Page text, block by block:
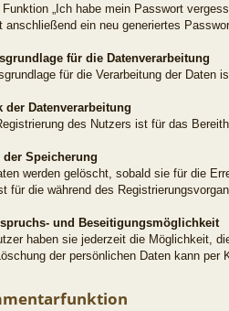
„Ich habe mein Passwort
anschließend ein neu generiertes
für die Datenverarbeitung
für die Verarbeitung der Daten
der Datenverarbeitung
des Nutzers ist für das
der Speicherung
werden gelöscht, sobald sie für die
für die während des
und Beseitigungsmöglichkeit
haben sie jederzeit die Möglichkeit,
der persönlichen Daten kann per